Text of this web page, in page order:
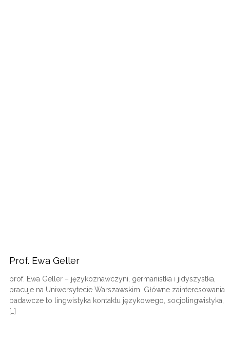
Prof. Ewa Geller
prof. Ewa Geller – językoznawczyni, germanistka i jidyszystka,
pracuje na Uniwersytecie Warszawskim. Główne zainteresowania
badawcze to lingwistyka kontaktu językowego, socjolingwistyka,
[…]